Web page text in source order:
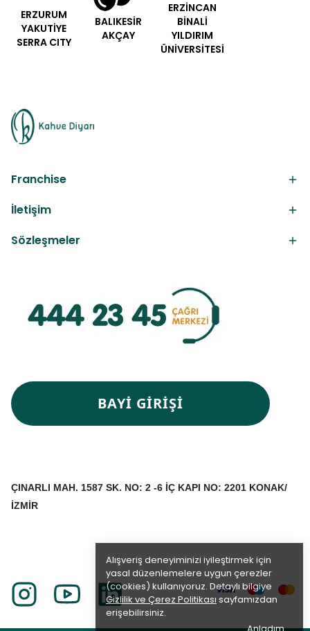
Alışveriş deneyiminizi iyileştirmek için
yasal düzenlemelere uygun çerezler
(cookies) kullanıyoruz. Detaylı bilgiye
Gizlilik ve Çerez Politikası sayfamızdan
erişebilirsiniz.
ERZURUM
YAKUTİYE
SERRA CITY
BALIKESİR
AKÇAY
ERZİNCAN
BİNALİ
YILDIRIM
ÜNİVERSİTESİ
Franchise
İletişim
Sözleşmeler
BAYİ GİRİŞİ
ÇINARLI MAH. 1587 SK. NO: 2 -6 İÇ KAPI NO: 2201 KONAK/
İZMİR